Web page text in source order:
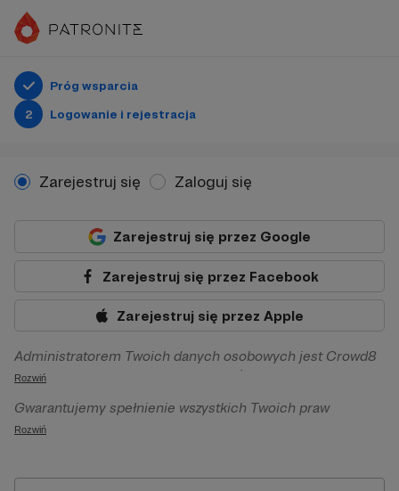
Próg wsparcia
2
Logowanie i rejestracja
Zarejestruj się Zaloguj się
Zarejestruj się przez Google
Zarejestruj się przez Facebook
Zarejestruj się przez Apple
Administratorem Twoich danych osobowych jest Crowd8
sp. z o.o. z siedziba w Warszawie, ul. Żwirki i Wigury 16, 02-
092 Warszawa. Twoje dane osobowe będą przetwarzane w
szczególności w celu wykonania umowy zawartej z Tobą, w
Patronite.pl, w tym możliwości dokonywania oraz
Rozwiń
Gwarantujemy spełnienie wszystkich Twoich praw
wynikających z ogólnego rozporządzenia o ochronie
Rozwiń